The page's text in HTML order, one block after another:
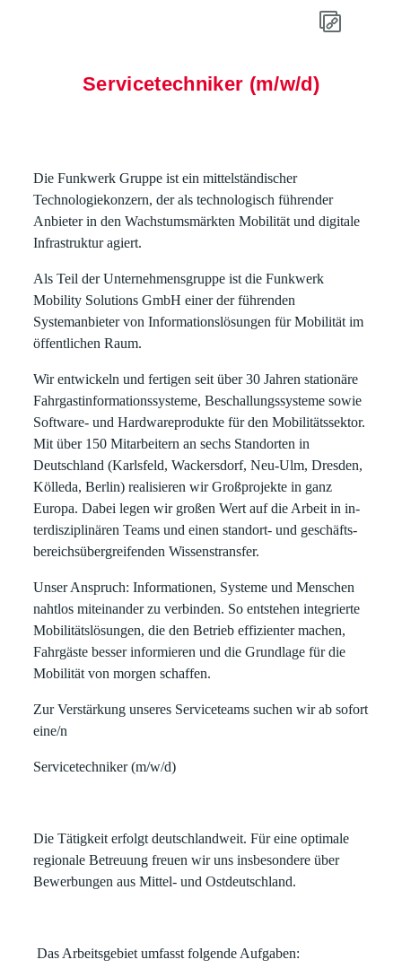
Servicetechniker (m/w/d)
DieFunkwerkGruppe ist ein mittelständischer
Technologiekonzern, der als technologisch führender
Anbieter in den Wachstumsmärkten Mobilität und digitale
Infrastruktur agiert.
Als Teil der Unternehmensgruppe ist dieFunkwerk
Mobility Solutions GmbH einer der führenden
Systemanbieter von Informationslösungen für Mobilität im
öffentlichen Raum.
Wir entwickeln und fertigen seit über 30 Jahren stationäre
Fahrgastinformationssysteme, Beschallungssysteme sowie
Software- und Hardwareprodukte für den Mobilitätssektor.
Mit über 150 Mitarbeitern an sechs Standorten in
Deutschland (Karlsfeld, Wackersdorf, Neu-Ulm, Dresden,
Kölleda, Berlin) realisieren wir Großprojekte in ganz
Europa. Dabei legen wir großen Wert auf die Ar­beit in in­
ter­dis­zip­li­nä­ren Teams und einen stand­ort- und ge­schäfts­
be­reichs­über­grei­fen­den Wis­sens­trans­fer.
Unser Anspruch: Informationen, Systeme und Menschen
nahtlos miteinander zu verbinden. So entstehen integrierte
Mobilitätslösungen, die den Betrieb effizienter machen,
Fahrgäste besser informieren und die Grundlage für die
Mobilität von morgen schaffen.
Zur Verstärkung unseres Serviceteams suchen wir ab sofort
eine/n
Servicetechniker (m/w/d)
Die Tätigkeit erfolgt deutschlandweit. Für eine optimale
regionale Betreuung freuen wir uns insbesondere über
Bewerbungen aus Mittel- und Ostdeutschland.
Das Arbeitsgebiet umfasst folgende Aufgaben: